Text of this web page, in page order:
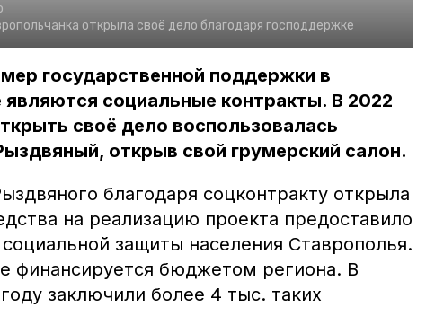
открыла своё дело благодаря господдержке
государственной поддержки в
социальные контракты. В 2022
своё дело воспользовалась
открыв свой грумерский салон.
благодаря соцконтракту открыла
на реализацию проекта предоставило
защиты населения Ставрополья.
финансируется бюджетом региона. В
заключили более 4 тыс. таких